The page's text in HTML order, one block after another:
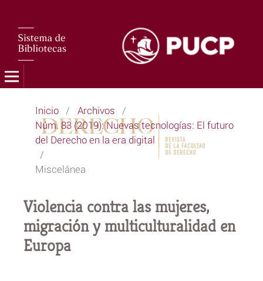
Inicio / Archivos /
Núm. 83 (2019): Nuevas tecnologías: El futuro
del Derecho en la era digital
/
Miscelánea
Violencia contra las mujeres,
migración y multiculturalidad en
Europa